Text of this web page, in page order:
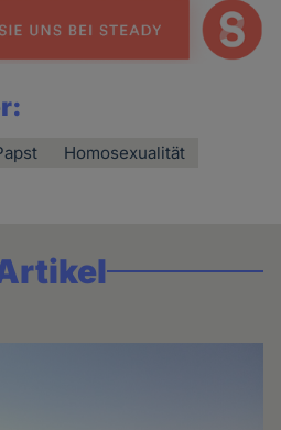
Homosexualität